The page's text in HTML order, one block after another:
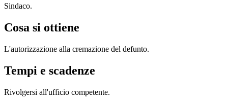
Sindaco.
Cosa si ottiene
L'autorizzazione alla cremazione del defunto.
Tempi e scadenze
Rivolgersi all'ufficio competente.